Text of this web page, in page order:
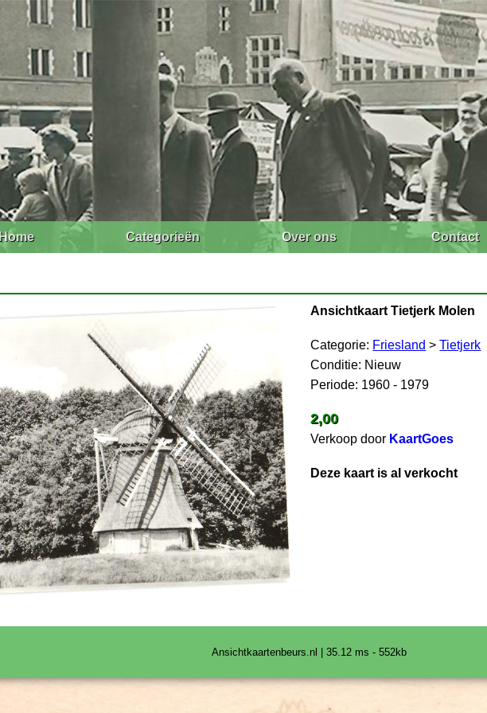
Home Categorieën Over ons Contact
Ansichtkaart Tietjerk Molen
Categorie: Friesland >Tietjerk
Conditie: Nieuw
Periode: 1960 - 1979
2,00
Verkoop door KaartGoes
Deze kaart is al verkocht
Ansichtkaartenbeurs.nl | 35.12 ms - 552kb